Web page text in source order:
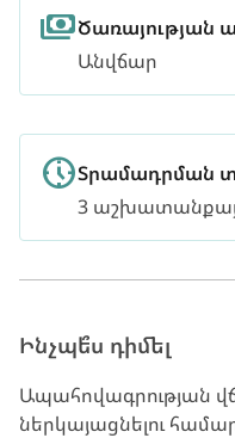
Ծառայության
Անվճար
Տրամադրման
3
Ինչպե՞ս դիմել
Ապահովագրության
ներկայացնելու